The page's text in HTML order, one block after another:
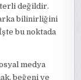
değildir.
bilinirliğini
bu noktada
medya
beğeni ve